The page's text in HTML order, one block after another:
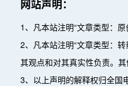
网站声明：
1、凡本站注明“文章类型：
2、凡本站注明“文章类型：
其观点和对其真实性负责。
3、以上声明的解释权归全国